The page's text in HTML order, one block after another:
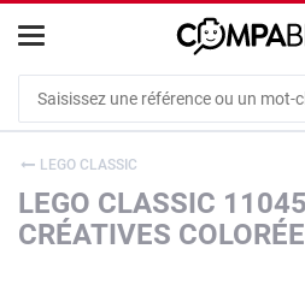
LEGO CLASSIC
LEGO CLASSIC
CRÉATIVES
Cookies management panel